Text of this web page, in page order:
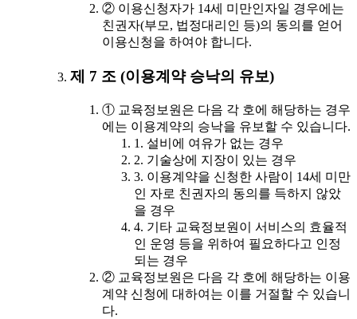
② 이용신청자가 14세 미만인자일 경우에는
친권자(부모, 법정대리인 등)의 동의를 얻어
이용신청을 하여야 합니다.
제 7 조 (이용계약 승낙의 유보)
① 교육정보원은 다음 각 호에 해당하는 경우
에는 이용계약의 승낙을 유보할 수 있습니다.
1. 설비에 여유가 없는 경우
2. 기술상에 지장이 있는 경우
3. 이용계약을 신청한 사람이 14세 미만
인 자로 친권자의 동의를 득하지 않았
을 경우
4. 기타 교육정보원이 서비스의 효율적
인 운영 등을 위하여 필요하다고 인정
되는 경우
② 교육정보원은 다음 각 호에 해당하는 이용
계약 신청에 대하여는 이를 거절할 수 있습니
다.